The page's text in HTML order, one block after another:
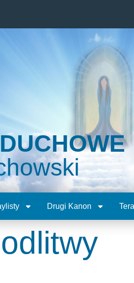
Drugi Kanon